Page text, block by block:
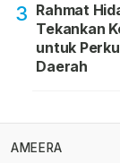
3 Rahmat
Tekankan
untuk
Daerah
AMEERA